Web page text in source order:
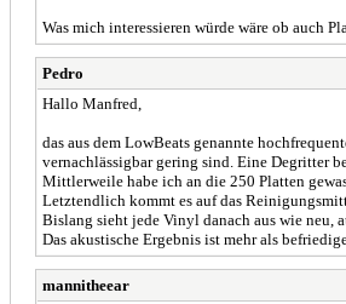
Was mich interessieren würde wäre ob auch
Pedro
Hallo Manfred,
das aus dem LowBeats genannte
vernachlässigbar gering sind. Eine Degritter
Mittlerweile habe ich an die 250 Platten
Letztendlich kommt es auf das
Bislang sieht jede Vinyl danach aus wie neu,
Das akustische Ergebnis ist mehr als
mannitheear